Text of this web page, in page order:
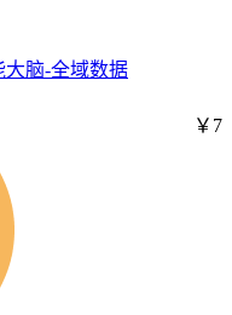
大脑-全域数据
￥7